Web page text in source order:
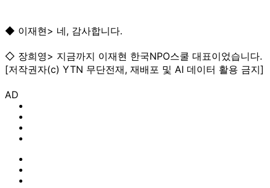
◆ 이재현> 네, 감사합니다.
◇ 장희영> 지금까지 이재현 한국NPO스쿨 대표이었습니다.
[저작권자(c) YTN 무단전재, 재배포 및 AI 데이터 활용 금지]
AD